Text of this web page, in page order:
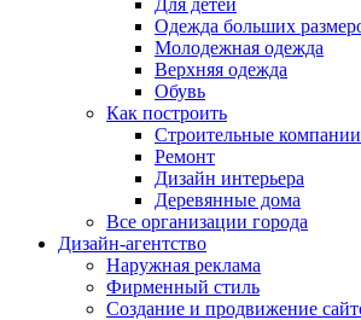
Одежда больших
Молодежная одежда
Верхняя одежда
Обувь
Как построить
Строительные компании
Ремонт
Дизайн интерьера
Деревянные дома
Все организации города
Дизайн-агентство
Наружная реклама
Фирменный стиль
Создание и продвижение